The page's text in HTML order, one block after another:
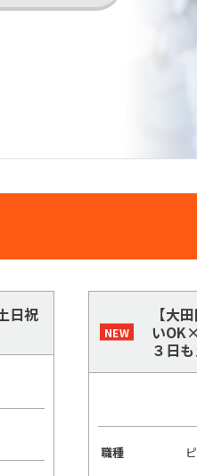
日祝
【大
い
３日
職種